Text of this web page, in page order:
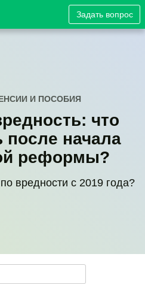
Задать вопрос
И ПОСОБИЯ
что
после начала
реформы?
вредности с 2019 года?